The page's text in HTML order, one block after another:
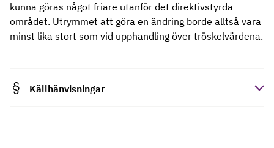
kunna göras något friare utanför det direktivstyrda
området. Utrymmet att göra en ändring borde alltså vara
minst lika stort som vid upphandling över tröskelvärdena.
Källhänvisningar